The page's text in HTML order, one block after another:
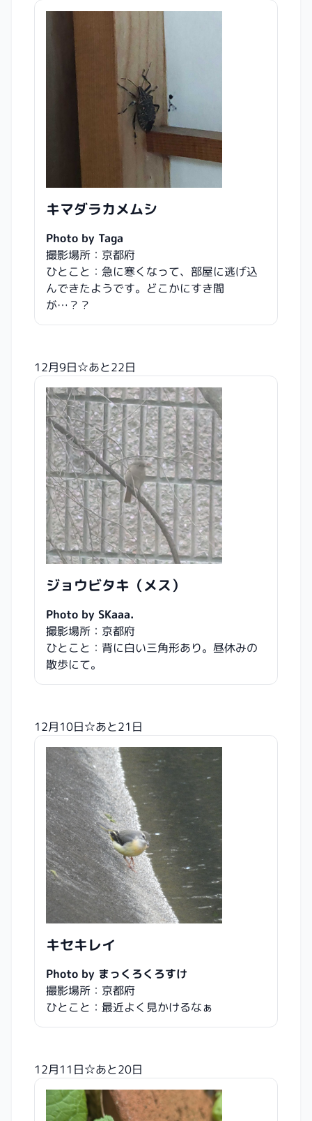
キマダラカメムシ
Photo by Taga
撮影場所：京都府
ひとこと：急に寒くなって、部屋に逃げ込
んできたようです。どこかにすき間
が…？？
12月9日☆あと22日
ジョウビタキ（メス）
Photo by SKaaa.
撮影場所：京都府
ひとこと：背に白い三角形あり。昼休みの
散歩にて。
12月10日☆あと21日
キセキレイ
Photo by まっくろくろすけ
撮影場所：京都府
ひとこと：最近よく見かけるなぁ
12月11日☆あと20日